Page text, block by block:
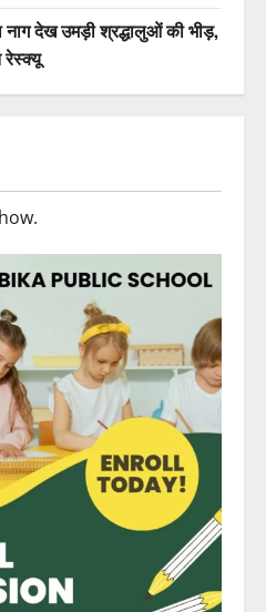
नाग देख उमड़ी श्रद्धालुओं की भीड़,
रेस्क्यू